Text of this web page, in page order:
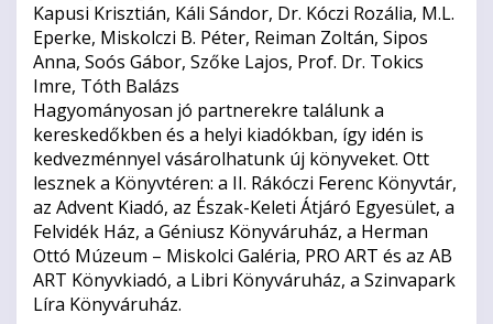
Kapusi Krisztián, Káli Sándor, Dr. Kóczi Rozália, M.L.
Eperke, Miskolczi B. Péter, Reiman Zoltán, Sipos
Anna, Soós Gábor, Szőke Lajos, Prof. Dr. Tokics
Imre, Tóth Balázs
Hagyományosan jó partnerekre találunk a
kereskedőkben és a helyi kiadókban, így idén is
kedvezménnyel vásárolhatunk új könyveket. Ott
lesznek a Könyvtéren: a II. Rákóczi Ferenc Könyvtár,
az Advent Kiadó, az Észak-Keleti Átjáró Egyesület, a
Felvidék Ház, a Géniusz Könyváruház, a Herman
Ottó Múzeum – Miskolci Galéria, PRO ART és az AB
ART Könyvkiadó, a Libri Könyváruház, a Szinvapark
Líra Könyváruház.